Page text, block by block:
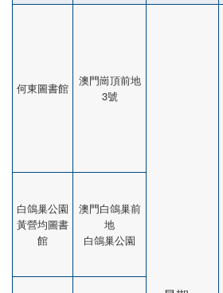
何東圖書館
澳門崗頂前地
3號
白鴿巢公園
黃營均圖書
館
澳門白鴿巢前
地
白鴿巢公園